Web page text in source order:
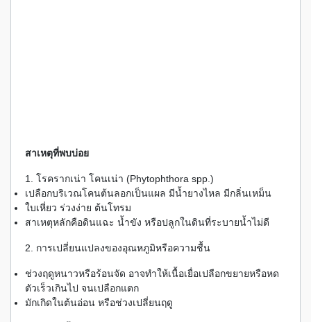
สาเหตุที่พบบ่อย
1. โรครากเน่า โคนเน่า (Phytophthora spp.)
เปลือกบริเวณโคนต้นลอกเป็นแผล มีน้ำยางไหล มีกลิ่นเหม็น
ใบเหี่ยว ร่วงง่าย ต้นโทรม
สาเหตุหลักคือดินแฉะ น้ำขัง หรือปลูกในดินที่ระบายน้ำไม่ดี
2. การเปลี่ยนแปลงของอุณหภูมิหรือความชื้น
ช่วงฤดูหนาวหรือร้อนจัด อาจทำให้เนื้อเยื่อเปลือกขยายหรือหด
ตัวเร็วเกินไป จนเปลือกแตก
มักเกิดในต้นอ่อน หรือช่วงเปลี่ยนฤดู